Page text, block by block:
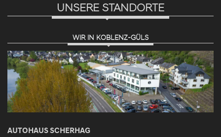
UNSERE STANDORTE
WIR IN KOBLENZ-GÜLS
AUTOHAUS SCHERHAG